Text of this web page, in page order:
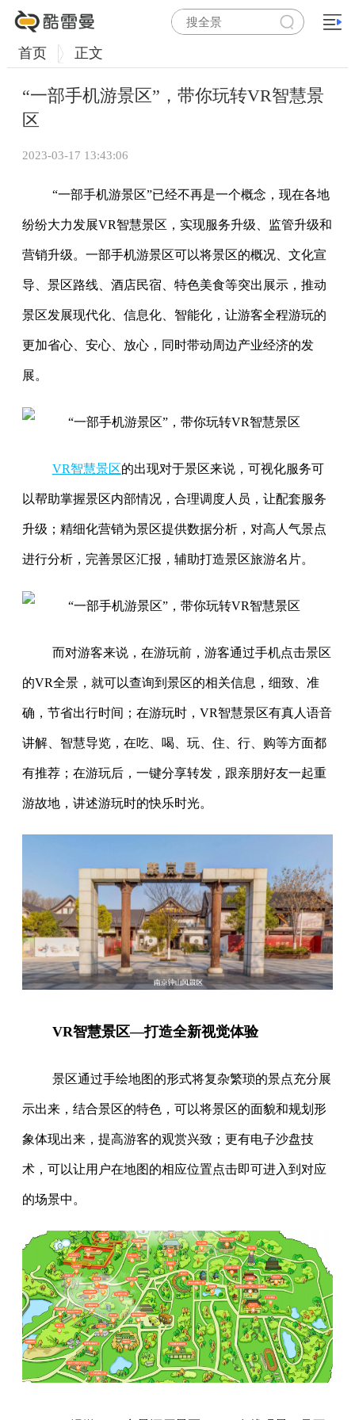
首页 正文
“一部手机游景区”，带你玩转VR智慧景
区
2023-03-17 13:43:06
“一部手机游景区”已经不再是一个概念，现在各地
纷纷大力发展VR智慧景区，实现服务升级、监管升级和
营销升级。一部手机游景区可以将景区的概况、文化宣
导、景区路线、酒店民宿、特色美食等突出展示，推动
景区发展现代化、信息化、智能化，让游客全程游玩的
更加省心、安心、放心，同时带动周边产业经济的发
展。
VR智慧景区的出现对于景区来说，可视化服务可
以帮助掌握景区内部情况，合理调度人员，让配套服务
升级；精细化营销为景区提供数据分析，对高人气景点
进行分析，完善景区汇报，辅助打造景区旅游名片。
而对游客来说，在游玩前，游客通过手机点击景区
的VR全景，就可以查询到景区的相关信息，细致、准
确，节省出行时间；在游玩时，VR智慧景区有真人语音
讲解、智慧导览，在吃、喝、玩、住、行、购等方面都
有推荐；在游玩后，一键分享转发，跟亲朋好友一起重
游故地，讲述游玩时的快乐时光。
VR智慧景区—打造全新视觉体验
景区通过手绘地图的形式将复杂繁琐的景点充分展
示出来，结合景区的特色，可以将景区的面貌和规划形
象体现出来，提高游客的观赏兴致；更有电子沙盘技
术，可以让用户在地图的相应位置点击即可进入到对应
的场景中。